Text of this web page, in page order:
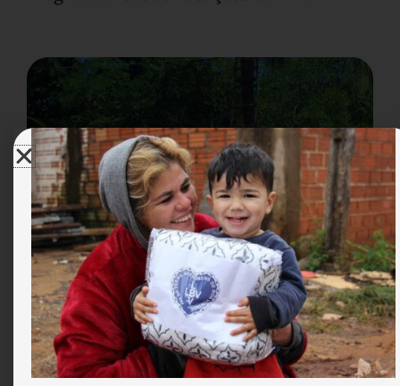
LBV entrega alimentos em comunidades
indígenas do RN